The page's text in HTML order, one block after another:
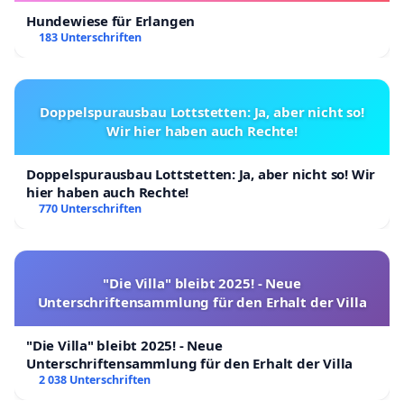
Hundewiese für Erlangen
183 Unterschriften
Doppelspurausbau Lottstetten: Ja, aber nicht so!
Wir hier haben auch Rechte!
Doppelspurausbau Lottstetten: Ja, aber nicht so! Wir
hier haben auch Rechte!
770 Unterschriften
"Die Villa" bleibt 2025! - Neue
Unterschriftensammlung für den Erhalt der Villa
"Die Villa" bleibt 2025! - Neue
Unterschriftensammlung für den Erhalt der Villa
2 038 Unterschriften